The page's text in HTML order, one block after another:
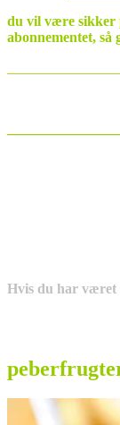
du vil være sikker
abonnementet, så
Hvis du har været